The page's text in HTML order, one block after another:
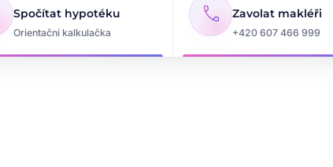
Spočítat hypotéku
Orientační kalkulačka
call Zavolat makléři
+420 607 466 999